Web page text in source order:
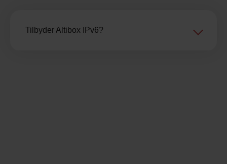
Tilbyder Altibox IPv6?